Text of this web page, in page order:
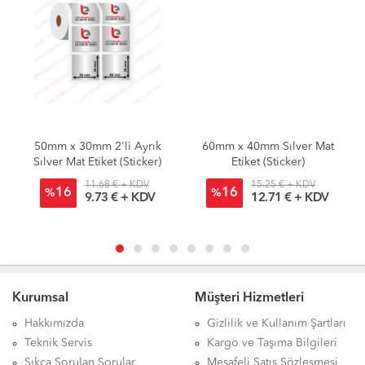
50mm x 30mm 2'li Ayrık
Sılver Mat Etiket (Sticker)
%16
11.68 € + KDV
9.73 € + KDV
60mm x 40mm Sılver Mat
Etiket (Sticker)
%16
15.25 € + KDV
12.71 € + KDV
Kurumsal
Hakkımızda
Teknik Servis
Sıkça Sorulan Sorular
Müşteri Hizmetleri
Gizlilik ve Kullanım Şartları
Kargo ve Taşıma Bilgileri
Mesafeli Satış Sözleşmesi